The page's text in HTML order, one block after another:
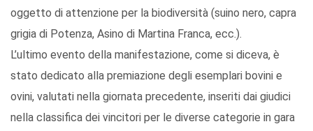
oggetto di attenzione per la biodiversità (suino nero, capra
grigia di Potenza, Asino di Martina Franca, ecc.).
L’ultimo evento della manifestazione, come si diceva, è
stato dedicato alla premiazione degli esemplari bovini e
ovini, valutati nella giornata precedente, inseriti dai giudici
nella classifica dei vincitori per le diverse categorie in gara